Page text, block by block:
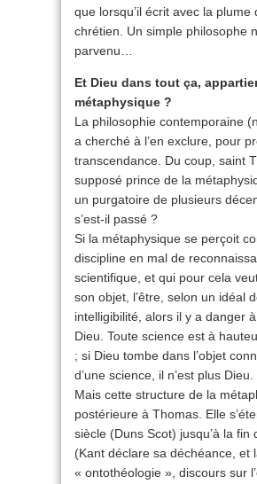
que lorsqu’il écrit avec la plume
chrétien. Un simple philosophe
parvenu…
Et Dieu dans tout ça,
métaphysique ?
La philosophie contemporaine
a cherché à l’en exclure, pour
transcendance. Du coup, saint
supposé prince de la
un purgatoire de plusieurs
s’est-il passé ?
Si la métaphysique se perçoit
discipline en mal de
scientifique, et qui pour cela
son objet, l’être, selon un idéal
intelligibilité, alors il y a danger
Dieu. Toute science est à
; si Dieu tombe dans l’objet
d’une science, il n’est plus Dieu.
Mais cette structure de la
postérieure à Thomas. Elle
siècle (Duns Scot) jusqu’à la fin
(Kant déclare sa déchéance, et
« ontothéologie », discours sur